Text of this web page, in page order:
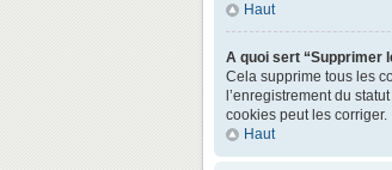
Haut
A quoi sert “Supprimer
Cela supprime tous les
l’enregistrement du
cookies peut les corriger.
Haut